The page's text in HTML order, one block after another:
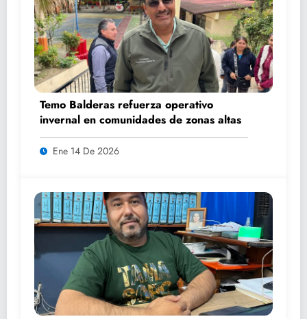
Temo Balderas refuerza operativo
invernal en comunidades de zonas altas
Ene 14 De 2026